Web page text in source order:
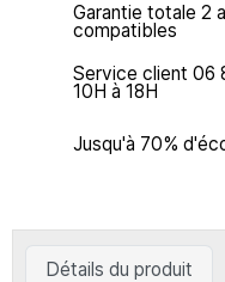
Garantie totale 2
compatibles
Service client 06
10H à 18H
Jusqu'à 70%
Détails du produit